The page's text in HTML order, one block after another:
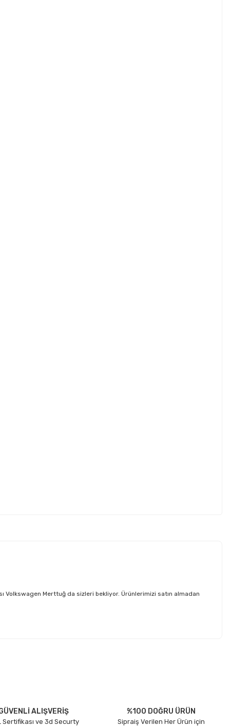
Volkswagen Merttuğ da sizleri bekliyor. Ürünlerimizi satın almadan
ALIŞVERİŞ
Sertifikası ve 3d Securty
%100 DOĞRU ÜRÜN
Sipraiş Verilen Her Ürün için